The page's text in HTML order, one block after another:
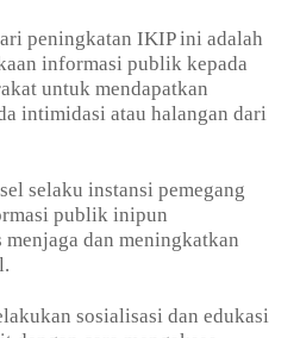
peningkatan IKIP ini adalah
informasi publik kepada
untuk mendapatkan
intimidasi atau halangan dari
selaku instansi pemegang
publik inipun
dan meningkatkan
sosialisasi dan edukasi